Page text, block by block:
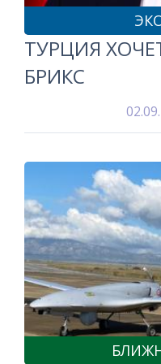
ТУРЦИЯ
БРИКС